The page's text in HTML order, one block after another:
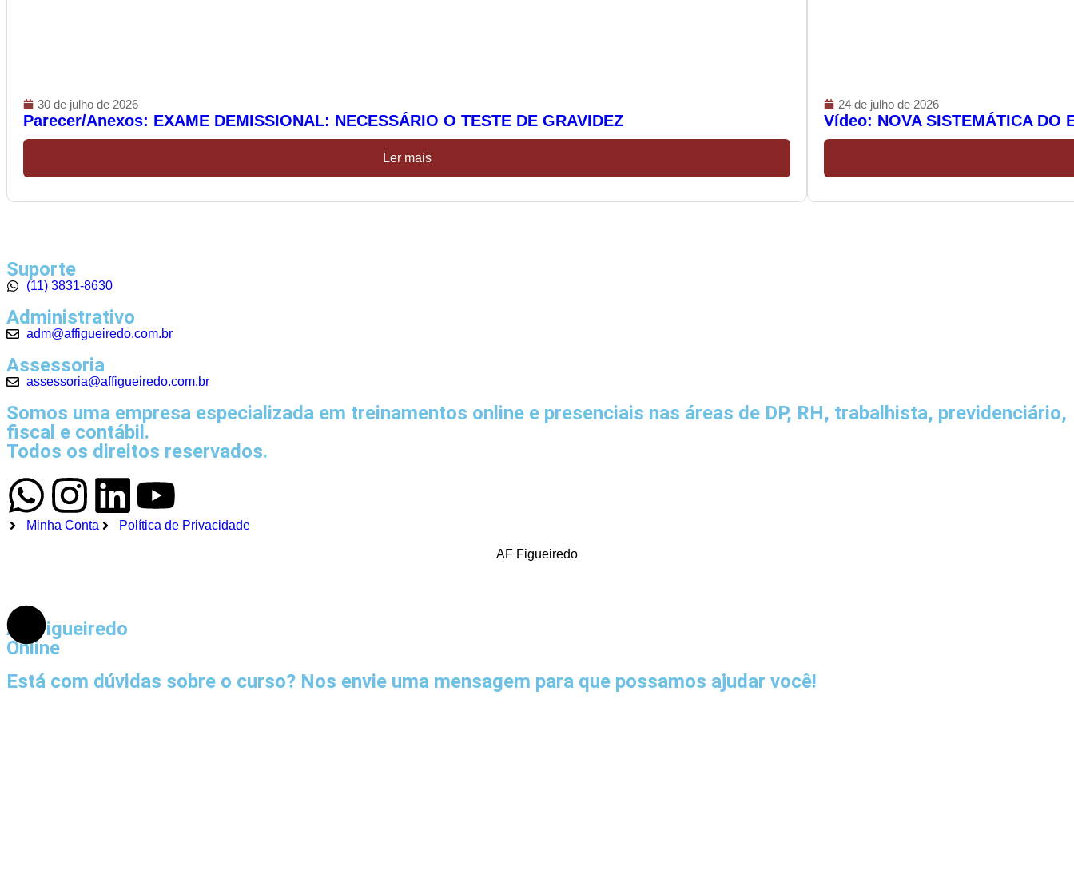
30 de julho de 2026
Parecer/Anexos: EXAME DEMISSIONAL: NECESSÁRIO O TESTE DE GRAVIDEZ
Ler mais
24 de julho de 2026
Vídeo: NOVA SISTEMÁTICA DO
Suporte
(11) 3831-8630
Administrativo
adm@affigueiredo.com.br
Assessoria
assessoria@affigueiredo.com.br
Somos uma empresa especializada em treinamentos online e presenciais nas áreas de DP, RH, trabalhista, previdenciário,
fiscal e contábil.
Todos os direitos reservados.
Minha Conta Política de Privacidade
AF Figueiredo
AF Figueiredo
Online
Está com dúvidas sobre o curso? Nos envie uma mensagem para que possamos ajudar você!